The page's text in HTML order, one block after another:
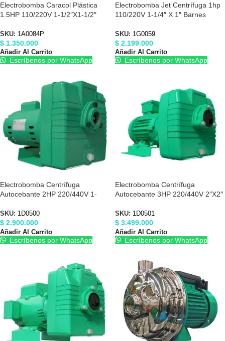
Electrobomba Caracol Plástica
1.5HP 110/220V 1-1/2″X1-1/2″
SKU: 1A0084P
$ 1.350.000
Añadir Al Carrito
Escríbenos por WhatsApp
Electrobomba Jet Centrífuga 1hp
110/220V 1-1/4″ X 1″ Barnes
SKU: 1G0059
$ 2.199.000
Añadir Al Carrito
Escríbenos por WhatsApp
Electrobomba Centrífuga
Autocebante 2HP 220/440V 1-
SKU: 1D0500
$ 2.900.000
Añadir Al Carrito
Escríbenos por WhatsApp
Electrobomba Centrífuga
Autocebante 3HP 220/440V 2″X2″
SKU: 1D0501
$ 3.499.000
Añadir Al Carrito
Escríbenos por WhatsApp